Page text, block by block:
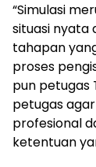
“Simulasi
situasi nyata
tahapan
proses
pun petugas
petugas
profesional
ketentuan